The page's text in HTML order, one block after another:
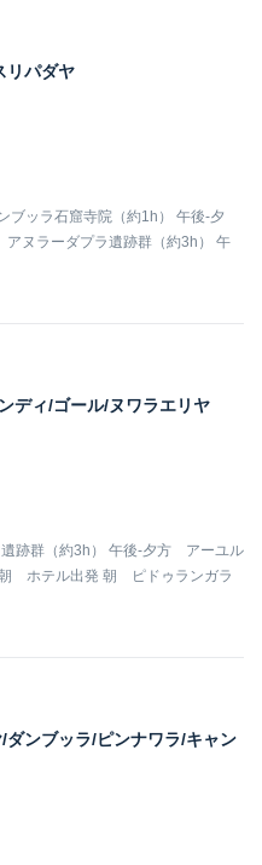
リパダヤ
ッラ石窟寺院（約1h） 午後-夕
ヌラーダプラ遺跡群（約3h） 午
ディ/ゴール/ヌワラエリヤ
跡群（約3h） 午後-夕方 アーユル
ホテル出発 朝 ピドゥランガラ
ダンブッラ/ピンナワラ/キャン